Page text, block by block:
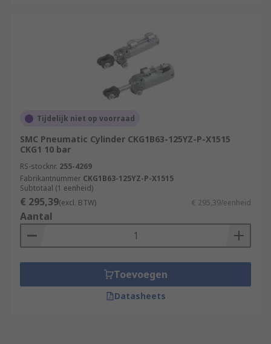
Tijdelijk niet op voorraad
SMC Pneumatic Cylinder CKG1B63-125YZ-P-X1515
CKG1 10 bar
RS-stocknr. 255-4269
Fabrikantnummer CKG1B63-125YZ-P-X1515
Subtotaal (1 eenheid)
€ 295,39(excl. BTW) € 295,39/eenheid
Aantal
Toevoegen
Datasheets